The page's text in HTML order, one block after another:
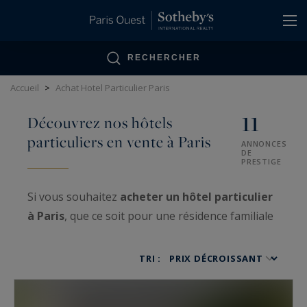
RECHERCHER
Accueil > Achat Hotel Particulier Paris
Découvrez nos hôtels
particuliers en vente à Paris
11
ANNONCES
DE
PRESTIGE
Si vous souhaitez acheter un hôtel particulier
à Paris, que ce soit pour une résidence familiale
investissement patrimonial, nos équipes vous
TRI :